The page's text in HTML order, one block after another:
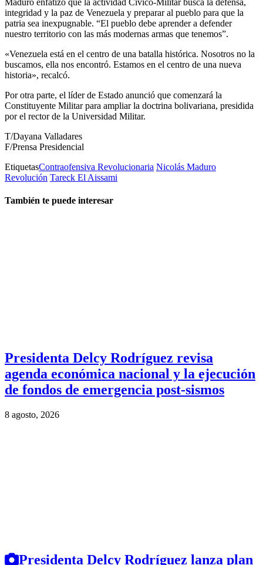
integridad y la paz de Venezuela y preparar al pueblo para que la
patria sea inexpugnable. “El pueblo debe aprender a defender
nuestro territorio con las más modernas armas que tenemos”.
«Venezuela está en el centro de una batalla histórica. Nosotros no la
buscamos, ella nos encontró. Estamos en el centro de una nueva
historia», recalcó.
Por otra parte, el líder de Estado anunció que comenzará la
Constituyente Militar para ampliar la doctrina bolivariana, presidida
por el rector de la Universidad Militar.
T/Dayana Valladares
F/Prensa Presidencial
EtiquetasContraofensiva Revolucionaria Nicolás Maduro
Revolución Tareck El Aissami
También te puede interesar
Presidenta Delcy Rodríguez revisa
agenda económica nacional y la ejecución
de fondos de emergencia post-sismos
8 agosto, 2026
Presidenta Delcy Rodríguez lanza plan